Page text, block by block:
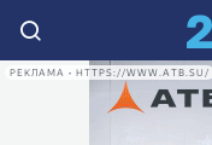
РЕКЛАМА • HTTPS://WWW.ATB.SU/